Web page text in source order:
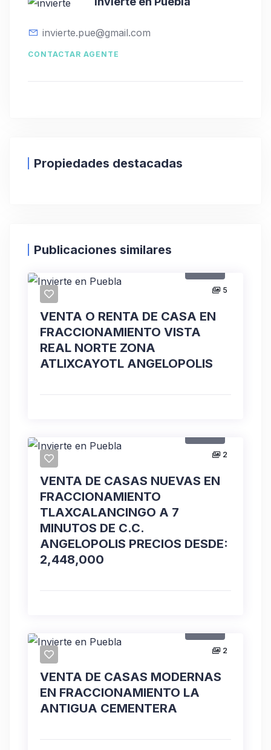
invierte.pue@gmail.com
CONTACTAR AGENTE
Propiedades destacadas
Publicaciones similares
5
VENTA O RENTA DE CASA EN
FRACCIONAMIENTO VISTA
REAL NORTE ZONA
ATLIXCAYOTL ANGELOPOLIS
2
VENTA DE CASAS NUEVAS EN
FRACCIONAMIENTO
TLAXCALANCINGO A 7
MINUTOS DE C.C.
ANGELOPOLIS PRECIOS DESDE:
2,448,000
2
VENTA DE CASAS MODERNAS
EN FRACCIONAMIENTO LA
ANTIGUA CEMENTERA